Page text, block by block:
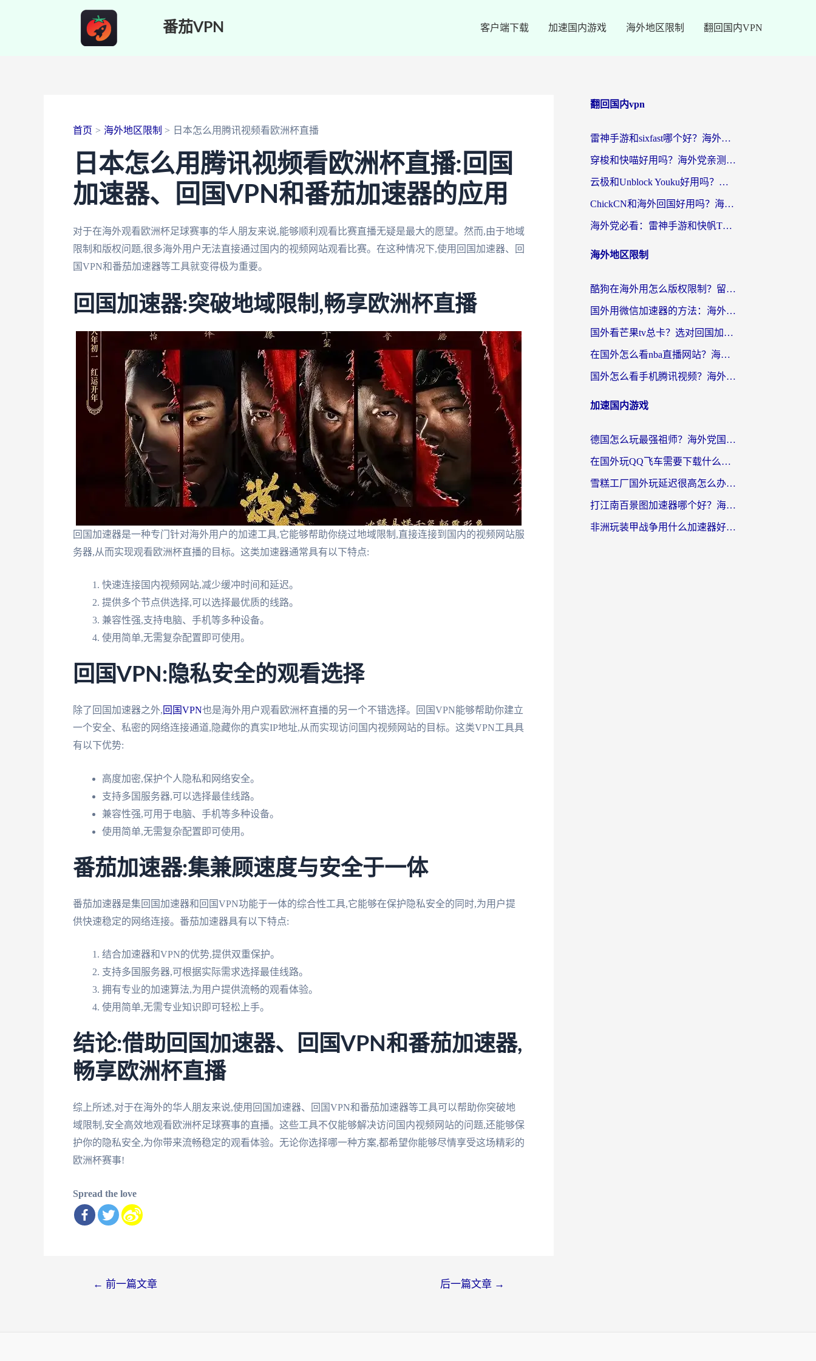
番茄VPN 客户端下载 加速国内游戏 海外地区限制 翻回国内VPN
首页 海外地区限制 日本怎么用腾讯视频看欧洲杯直播
日本怎么用腾讯视频看欧洲杯直播:回国
加速器、回国VPN和番茄加速器的应用
对于在海外观看欧洲杯足球赛事的华人朋友来说,能够顺利观看比赛直播无疑是最大的愿望。然而,由于地域
限制和版权问题,很多海外用户无法直接通过国内的视频网站观看比赛。在这种情况下,使用回国加速器、回
国VPN和番茄加速器等工具就变得极为重要。
回国加速器:突破地域限制,畅享欧洲杯直播
回国加速器是一种专门针对海外用户的加速工具,它能够帮助你绕过地域限制,直接连接到国内的视频网站服
务器,从而实现观看欧洲杯直播的目标。这类加速器通常具有以下特点:
快速连接国内视频网站,减少缓冲时间和延迟。
提供多个节点供选择,可以选择最优质的线路。
兼容性强,支持电脑、手机等多种设备。
使用简单,无需复杂配置即可使用。
回国VPN:隐私安全的观看选择
除了回国加速器之外,回国VPN也是海外用户观看欧洲杯直播的另一个不错选择。回国VPN能够帮助你建立
一个安全、私密的网络连接通道,隐藏你的真实IP地址,从而实现访问国内视频网站的目标。这类VPN工具具
有以下优势:
高度加密,保护个人隐私和网络安全。
支持多国服务器,可以选择最佳线路。
兼容性强,可用于电脑、手机等多种设备。
使用简单,无需复杂配置即可使用。
番茄加速器:集兼顾速度与安全于一体
番茄加速器是集回国加速器和回国VPN功能于一体的综合性工具,它能够在保护隐私安全的同时,为用户提
供快速稳定的网络连接。番茄加速器具有以下特点:
结合加速器和VPN的优势,提供双重保护。
支持多国服务器,可根据实际需求选择最佳线路。
拥有专业的加速算法,为用户提供流畅的观看体验。
使用简单,无需专业知识即可轻松上手。
结论:借助回国加速器、回国VPN和番茄加速器,
畅享欧洲杯直播
综上所述,对于在海外的华人朋友来说,使用回国加速器、回国VPN和番茄加速器等工具可以帮助你突破地
域限制,安全高效地观看欧洲杯足球赛事的直播。这些工具不仅能够解决访问国内视频网站的问题,还能够保
护你的隐私安全,为你带来流畅稳定的观看体验。无论你选择哪一种方案,都希望你能够尽情享受这场精彩的
欧洲杯赛事!
Spread the love
← 前一篇文章 后一篇文章 →
翻回国内vpn
雷神手游和sixfast哪个好？海外党亲测3款回国加速器，教你选对不踩坑
穿梭和快喵好用吗？海外党亲测：小众加速器对比+番茄加速器深度体验
云极和Unblock Youku好用吗？海外党亲测+2026回国加速器避坑指南
ChickCN和海外回国好用吗？海外党2026亲测：从手游到影音，选对加速器的3个关键
海外党必看：雷神手游和快帆TV版好用吗？3步选对回国加速器不踩坑
海外地区限制
酷狗在海外用怎么版权限制？留学生亲测：3步解决听国内音乐难题
国外用微信加速器的方法：海外党无缝连接国内生活的实用指南
国外看芒果tv总卡？选对回国加速器，轻松追《浪姐》不费劲
在国外怎么看nba直播网站？海外党专属体育观赛指南，告别地区限制！
国外怎么看手机腾讯视频？海外党亲测有效的追剧加速器选择指南
加速国内游戏
德国怎么玩最强祖师？海外党国服游戏加速器选择全攻略（附宝可梦Online实测）
在国外玩QQ飞车需要下载什么加速器呢？海外党亲测有效的国服游戏加速指南
雪糕工厂国外玩延迟很高怎么办？海外玩家国服游戏加速终极攻略（附实测推荐）
打江南百景图加速器哪个好？海外党踩坑N次后，终于找到不卡的秘诀
非洲玩装甲战争用什么加速器好？海外党亲测有效的国服游戏加速方案